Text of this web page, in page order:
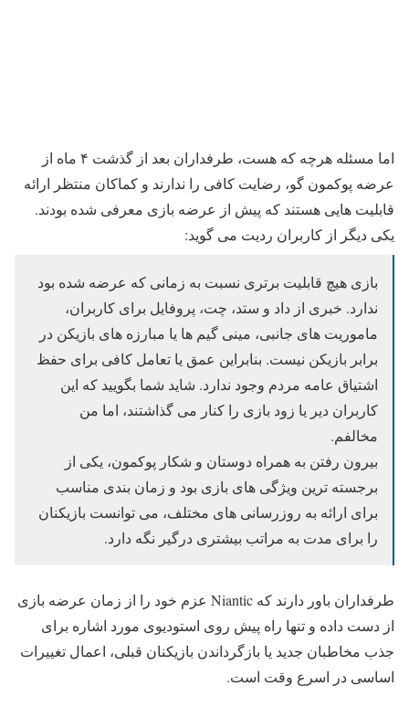
اما مسئله هرچه که هست، طرفداران بعد از گذشت ۴ ماه از
عرضه پوکمون گو، رضایت کافی را ندارند و کماکان منتظر ارائه
قابلیت هایی هستند که پیش از عرضه بازی معرفی شده بودند.
یکی دیگر از کاربران ردیت می گوید:
بازی هیچ قابلیت برتری نسبت به زمانی که عرضه شده بود
ندارد. خبری از داد و ستد، چت، پروفایل برای کاربران،
ماموریت های جانبی، مینی گیم ها یا مبارزه های بازیکن در
برابر بازیکن نیست. بنابراین عمق یا تعامل کافی برای حفظ
اشتیاق عامه مردم وجود ندارد. شاید شما بگویید که این
کاربران دیر یا زود بازی را کنار می گذاشتند، اما من
مخالفم.
بیرون رفتن به همراه دوستان و شکار پوکمون، یکی از
برجسته ترین ویژگی های بازی بود و زمان بندی مناسب
برای ارائه به روزرسانی های مختلف، می توانست بازیکنان
را برای مدت به مراتب بیشتری درگیر نگه دارد.
طرفداران باور دارند که Niantic عزم خود را از زمان عرضه بازی
از دست داده و تنها راه پیش روی استودیوی مورد اشاره برای
جذب مخاطبان جدید یا بازگرداندن بازیکنان قبلی، اعمال تغییرات
اساسی در اسرع وقت است.